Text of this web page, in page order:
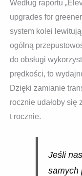
Według raportu
upgrades for
system kolei
ogólną
do obsługi
prędkości, to
Dzięki zamianie
rocznie udałoby się
t rocznie.
Jeśli
samych